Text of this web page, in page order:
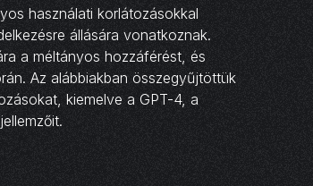
használati korlátozásokkal
állására vonatkoznak.
a méltányos hozzáférést, és
Az alábbiakban összegyűjtöttük
kiemelve a GPT-4, a